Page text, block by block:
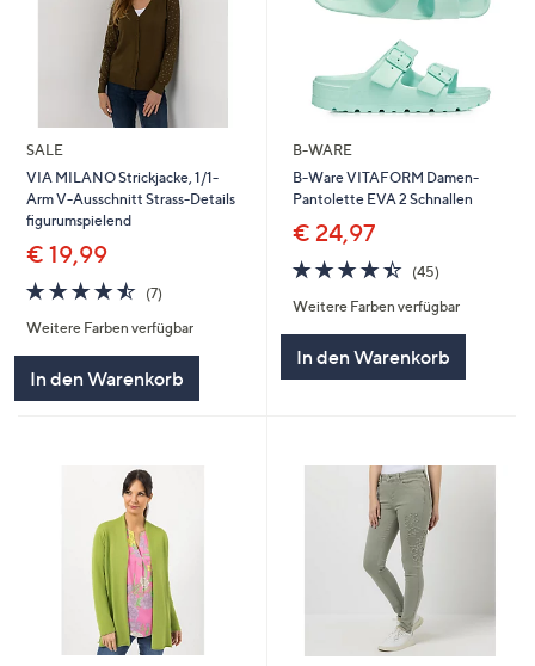
SALE
VIA MILANO Strickjacke, 1/1-
Arm V-Ausschnitt Strass-Details
figurumspielend
€ 19,99
4.4
von
5
(7)
Weitere Farben verfügbar
In den Warenkorb
B-WARE
B-Ware VITAFORM Damen-
Pantolette EVA 2 Schnallen
€ 24,97
4.4
von
5
(45)45
Weitere Farben verfügbar
In den Warenkorb